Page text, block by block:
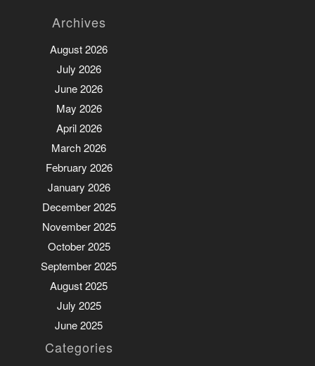
Archives
August 2026
July 2026
June 2026
May 2026
April 2026
March 2026
February 2026
January 2026
December 2025
November 2025
October 2025
September 2025
August 2025
July 2025
June 2025
Categories